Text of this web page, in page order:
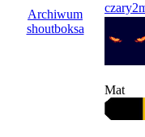
Archiwum
shoutboksa
Mat